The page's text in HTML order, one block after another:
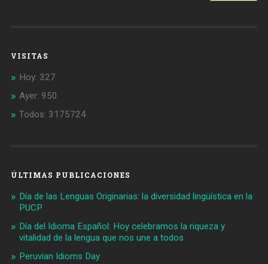
VISITAS
Hoy: 327
Ayer: 950
Todos: 3175724
ÚLTIMAS PUBLICACIONES
Día de las Lenguas Originarias: la diversidad lingüística en la
PUCP
Día del Idioma Español: Hoy celebramos la riqueza y
vitalidad de la lengua que nos une a todos
Peruvian Idioms Day